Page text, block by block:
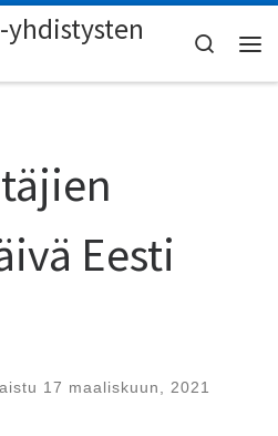
yhdistysten
Search
Eesti
17 maaliskuun, 2021